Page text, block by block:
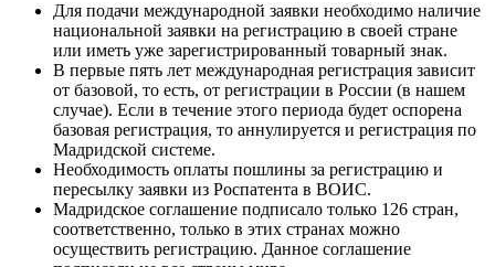
Для подачи международной заявки необходимо наличие
национальной заявки на регистрацию в своей стране
или иметь уже зарегистрированный товарный знак.
В первые пять лет международная регистрация зависит
от базовой, то есть, от регистрации в России (в нашем
случае). Если в течение этого периода будет оспорена
базовая регистрация, то аннулируется и регистрация по
Мадридской системе.
Необходимость оплаты пошлины за регистрацию и
пересылку заявки из Роспатента в ВОИС.
Мадридское соглашение подписало только 126 стран,
соответственно, только в этих странах можно
осуществить регистрацию. Данное соглашение